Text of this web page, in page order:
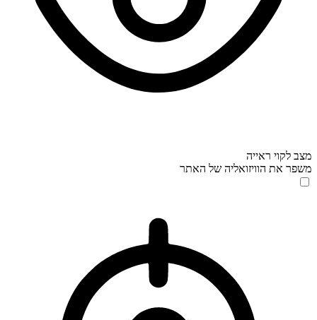
מצב לקוי ראייה
משפר את הוויזואליה של האתר